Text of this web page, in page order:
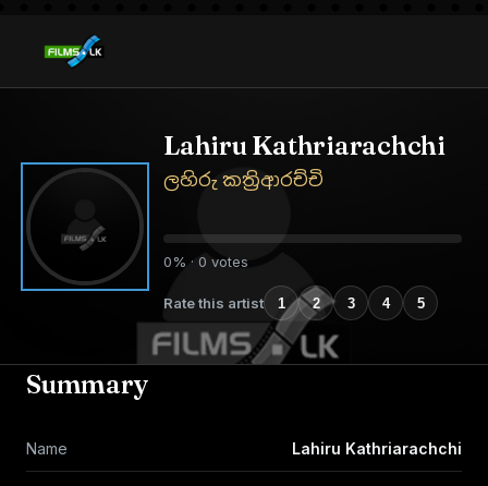
Lahiru Kathriarachchi
ලහිරු කත්‍රිආරච්චි
0% · 0 votes
Rate this artist 1 2 3 4 5
Summary
Name Lahiru Kathriarachchi